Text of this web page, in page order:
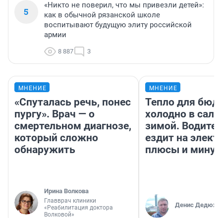
5
«Никто не поверил, что мы привезли детей»:
как в обычной рязанской школе
воспитывают будущую элиту российской
армии
8 887 3
МНЕНИЕ
«Спуталась речь, понес
пургу». Врач — о
смертельном диагнозе,
который сложно
обнаружить
Ирина Волкова
Главврач клиники
«Реабилитация доктора
Волковой»
МНЕНИЕ
Тепло для
холодно в
зимой.
ездит на
плюсы и
Денис